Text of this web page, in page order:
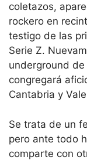
coletazos,
rockero en
testigo de las
Serie Z.
underground
congregará
Cantabria y
Se trata de un
pero ante todo
comparte con